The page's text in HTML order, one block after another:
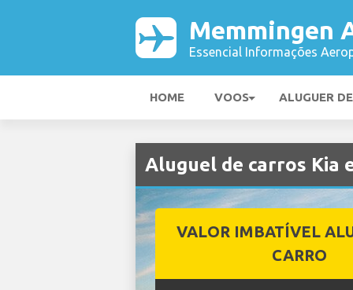
Memmingen
Essencial Informações
HOME VOOS ALUGUER
Aluguel de carros Kia
VALOR IMBATÍVEL
CARRO